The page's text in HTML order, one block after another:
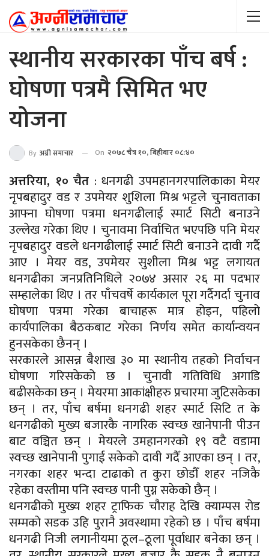
स्थानीय सरकारका पाँच बर्ष :
घोषणा पत्रमै सिमित भए
योजना
By अग्नी समाचार On २०७८ चैत्र १०, बिहीबार ०८:४०
अत्तरिया, १० चैत : धनगढी उपमहानगरपालिकाका मेयर
नृपबहादुर वड र उपमेयर शुशिला मिश्र भट्टले चुनावताका
आफ्ना घोषणा पत्रमा धनगढीलाई स्मार्ट सिटी बनाउने
उल्लेख गरेका थिए । चुनावमा निर्वाचित भएपछि पनि मेयर
नृपबहादुर वडले धनगढीलाई स्मार्ट सिटी बनाउने दावी गर्दै
आए । मेयर वड, उपमेयर सुशीला मिश्र भट्ट लगायत
धनगढीका जनप्रतिनिधिले २०७४ असार २६ मा पदभार
सम्हालेका थिए । तर पाँचवर्षे कार्यकाल पूरा गर्दैगर्दा चुनाव
घोषणा पत्रमा गरेका बाचाहरू मात्र होइन, पहिलो
कार्यपालिका बैठकबाट गरेका निर्णय समेत कार्यान्वयन
हुनसकेका छैनन् ।
सरकारले आसन्न बैशाख ३० मा स्थानीय तहको निर्वाचन
घोषणा गरिसकेको छ । चुनावी गतिविधि अगाडि
बढीसकेका छन् । मेयरमा आकांक्षीहरु प्रचारमा जुटिसकेका
छन् । तर, पाँच बर्षमा धनगढी शहर स्मार्ट सिटि त के
धनगढीको मुख्य बजारकै नागरिक स्वच्छ खानेपानी पीउन
बाट वञ्चित छन् । मेयरले उमहानगरको १९ वटै वडामा
स्वच्छ खानेपानी पुगाई सकेको दावी गदैँ आएका छन् । तर,
नगरका शहर भन्दा टाढाको त कुरा छोडौँ शहर नजिकै
रहेका वस्तीमा पनि स्वच्छ पानी पुग्न सकेको छैन् ।
धनगढीको मुख्य शहर ट्राफिक चौराह देखि क्याम्पस रोड
सम्मको सडक उहि पुरानै अवस्थामा रहेको छ । पाँच बर्षमा
धनगढी निजी लगानीयमा ठूल–ठूला पूर्वाधार बनेका छन् ।